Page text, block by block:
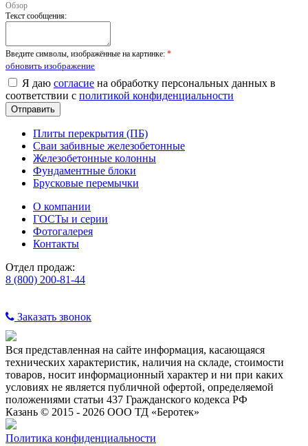
Обзор
Текст сообщения:
Введите символы, изображённые на картинке: *
обновить изображение
Я даю согласие на обработку персональных данных в
соответствии с политикой конфиденциальности
Плиты перекрытия (ПБ)
Сваи забивные железобетонные
Железобетонные колонны
Фундаментные блоки
Брусковые перемычки
О компании
ГОСТы и серии
Фотогалерея
Контакты
Отдел продаж:
8 (800) 200-81-44
Заказать звонок
Вся представленная на сайте информация, касающаяся
технических характеристик, наличия на складе, стоимости
товаров, носит информационный характер и ни при каких
условиях не является публичной офертой, определяемой
положениями статьи 437 Гражданского кодекса РФ
Казань © 2015 - 2026 ООО ТД «Беротек»
Политика конфиденциальности